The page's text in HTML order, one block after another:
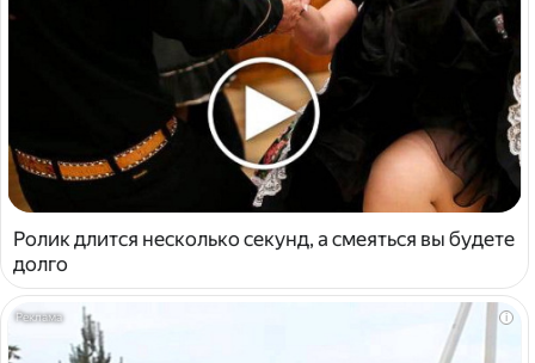
Ролик длится несколько секунд, а смеяться вы будете
долго
i